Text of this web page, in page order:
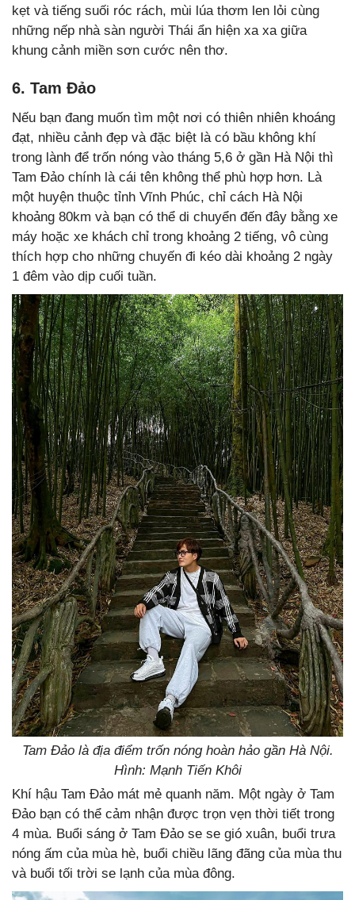
kẹt và tiếng suối róc rách, mùi lúa thơm len lỏi cùng
những nếp nhà sàn người Thái ẩn hiện xa xa giữa
khung cảnh miền sơn cước nên thơ.
6. Tam Đảo
Nếu bạn đang muốn tìm một nơi có thiên nhiên khoáng
đạt, nhiều cảnh đẹp và đặc biệt là có bầu không khí
trong lành để trốn nóng vào tháng 5,6 ở gần Hà Nội thì
Tam Đảo chính là cái tên không thể phù hợp hơn. Là
một huyện thuộc tỉnh Vĩnh Phúc, chỉ cách Hà Nội
khoảng 80km và bạn có thể di chuyển đến đây bằng xe
máy hoặc xe khách chỉ trong khoảng 2 tiếng, vô cùng
thích hợp cho những chuyến đi kéo dài khoảng 2 ngày
1 đêm vào dịp cuối tuần.
Tam Đảo là địa điểm trốn nóng hoàn hảo gần Hà Nội.
Hình: Mạnh Tiến Khôi
Khí hậu Tam Đảo mát mẻ quanh năm. Một ngày ở Tam
Đảo bạn có thể cảm nhận được trọn vẹn thời tiết trong
4 mùa. Buổi sáng ở Tam Đảo se se gió xuân, buổi trưa
nóng ấm của mùa hè, buổi chiều lãng đãng của mùa thu
và buổi tối trời se lạnh của mùa đông.